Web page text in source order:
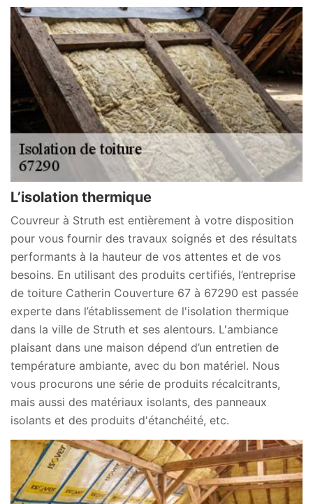
L’isolation thermique
Couvreur à Struth est entièrement à votre disposition
pour vous fournir des travaux soignés et des résultats
performants à la hauteur de vos attentes et de vos
besoins. En utilisant des produits certifiés, l’entreprise
de toiture Catherin Couverture 67 à 67290 est passée
experte dans l’établissement de l'isolation thermique
dans la ville de Struth et ses alentours. L'ambiance
plaisant dans une maison dépend d’un entretien de
température ambiante, avec du bon matériel. Nous
vous procurons une série de produits récalcitrants,
mais aussi des matériaux isolants, des panneaux
isolants et des produits d'étanchéité, etc.